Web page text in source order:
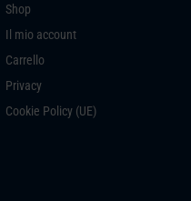
Shop
Il mio account
Carrello
Privacy
Cookie Policy (UE)